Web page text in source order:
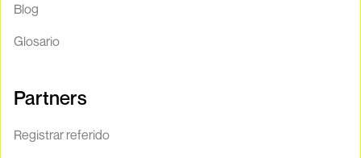
Blog
Glosario
Partners
Registrar referido